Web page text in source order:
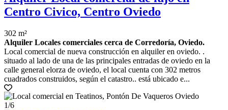
Centro Civico, Centro Oviedo
302 m²
Alquiler Locales comerciales cerca de Corredoría, Oviedo.
Local comercial de nueva construcción en alquiler en oviedo. .
situado al lado de una de las principales entradas de oviedo en la
calle general elorza de oviedo, el local cuenta con 302 metros
cuadrados construidos, según el catastro.. está ubicado e...
1/6